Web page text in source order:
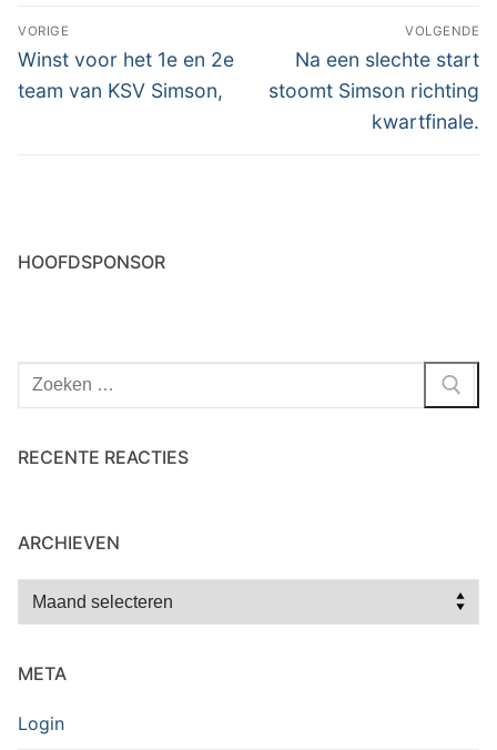
Bericht
navigatie
VORIGE
Vorig
bericht:
Winst voor het 1e en 2e
team van KSV Simson,
VOLGENDE
Volgend
bericht:
Na een slechte start
stoomt Simson richting
kwartfinale.
HOOFDSPONSOR
Zoeken
naar:
RECENTE REACTIES
ARCHIEVEN
Archieven
META
Login